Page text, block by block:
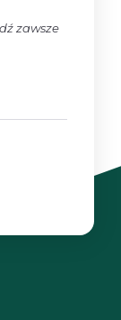
zawsze